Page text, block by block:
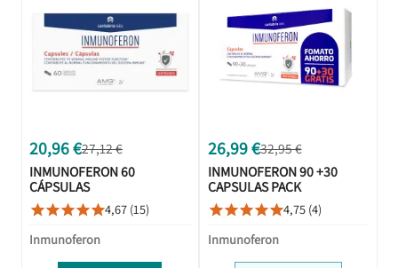
20,96 €27,12 €
INMUNOFERON 60
CÁPSULAS
4,67 (15)
Inmunoferon
26,99 €32,95 €
INMUNOFERON 90 +30
CAPSULAS PACK
PROMOCIÓN
4,75 (4)
Inmunoferon